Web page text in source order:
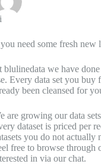
need some fresh new
blulinedata we have
Every data set you buy
been cleansed for
are growing our data
dataset is priced per
you do not actually
free to browse through
in via our chat.